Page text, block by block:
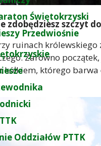
Świętokrzyski
Przedwiośnie
Oddziałów PTTK
zdobędziesz szczyt do
ruinach królewskiego
Zarówno
kółkiem, którego